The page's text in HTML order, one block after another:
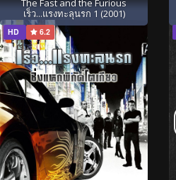
The Fast and the Furious
เร็ว...แรงทะลุนรก 1 (2001)
HD 6.2